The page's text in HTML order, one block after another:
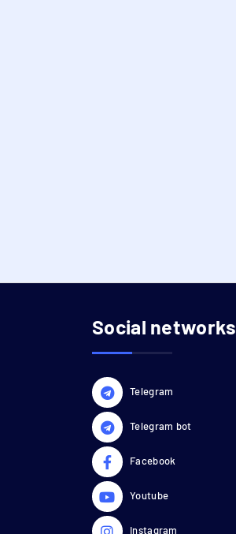
Social networks
Telegram
Telegram bot
Facebook
Youtube
Instagram